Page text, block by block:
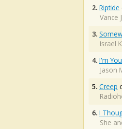
2. Riptide
Vance
3.
Israel
4. I'm
Jason
5. Creep
6. I
She